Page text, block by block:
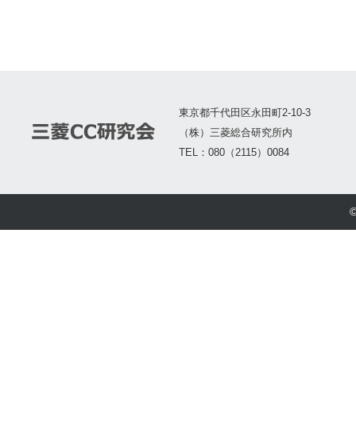
東京都千代田区永田町2-10-3
（株）三菱総合研究所内
TEL：080（2115）0084